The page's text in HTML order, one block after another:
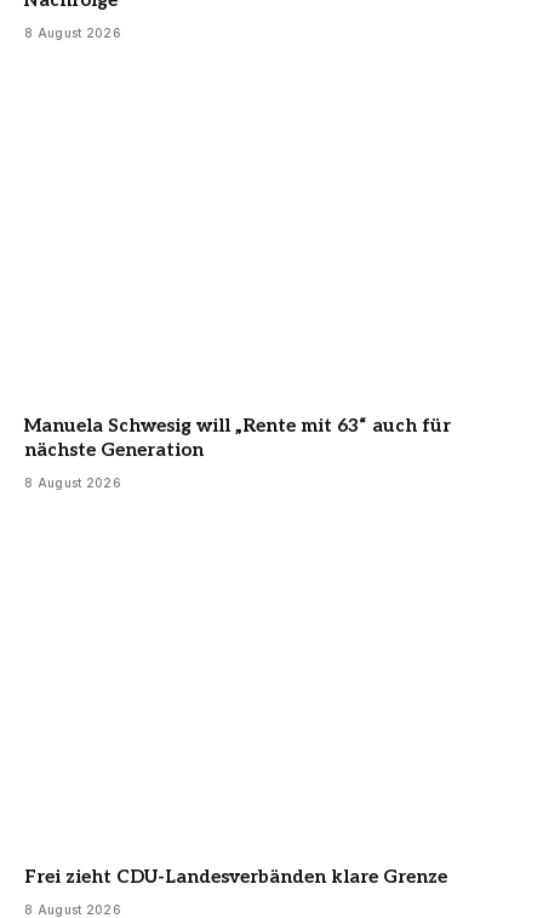
8 August 2026
Manuela Schwesig will „Rente mit 63“ auch für
nächste Generation
8 August 2026
Frei zieht CDU-Landesverbänden klare Grenze
8 August 2026